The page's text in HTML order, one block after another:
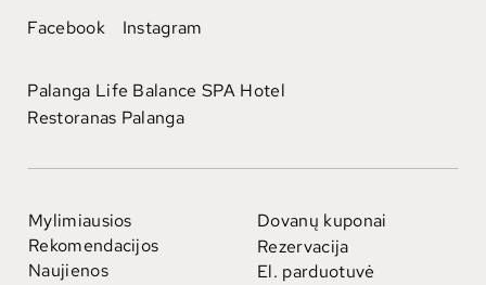
Mylimiausios
Rekomendacijos
Naujienos
Dovanų kuponai
Rezervacija
El. parduotuvė
Facebook Instagram
Palanga Life Balance SPA Hotel
Restoranas Palanga